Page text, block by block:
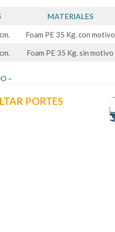
MATERIALES
Foam PE 35 Kg. con motivo
Foam PE 35 Kg. sin motivo
–
PORTES